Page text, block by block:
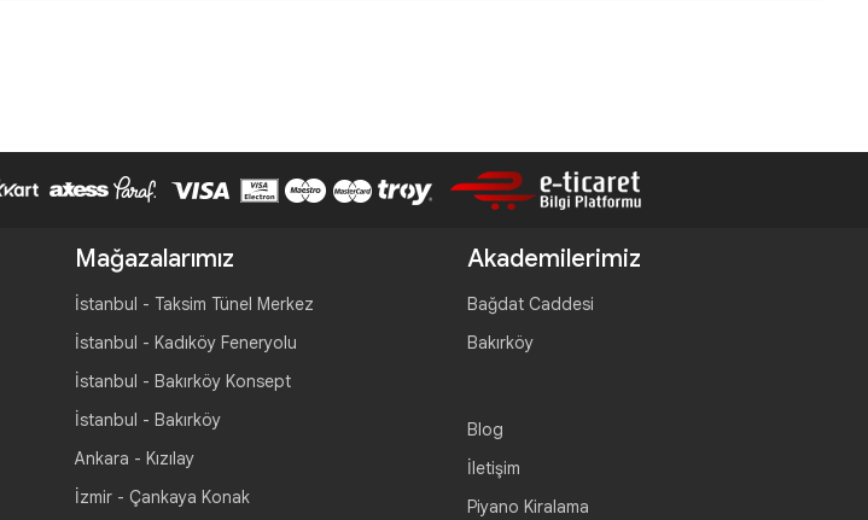
Mağazalarımız
İstanbul - Taksim Tünel Merkez
İstanbul - Kadıköy Feneryolu
İstanbul - Bakırköy Konsept
İstanbul - Bakırköy
Ankara - Kızılay
İzmir - Çankaya Konak
Akademilerimiz
Bağdat Caddesi
Bakırköy
Blog
İletişim
Piyano Kiralama